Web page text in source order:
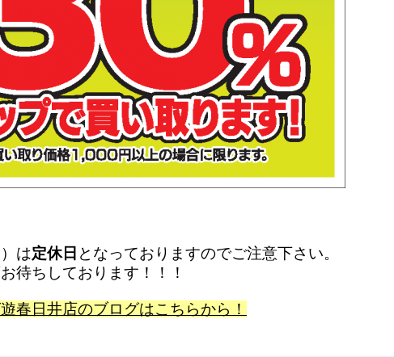
は定休日 となっておりますのでご注意下さい。
待ちしております！！！
春日井店のブログはこちらから！